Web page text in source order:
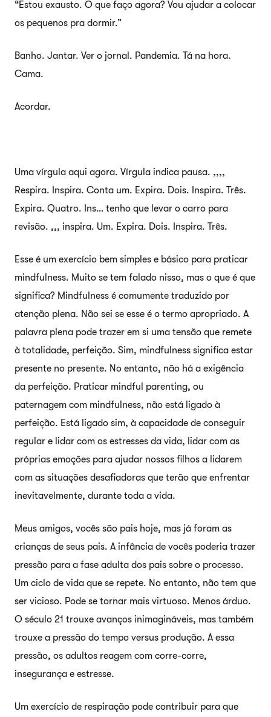
“Estou exausto. O que faço agora? Vou ajudar a colocar
os pequenos pra dormir.”
Banho. Jantar. Ver o jornal. Pandemia. Tá na hora.
Cama.
Acordar.
Uma vírgula aqui agora. Vírgula indica pausa. ,,,,
Respira. Inspira. Conta um. Expira. Dois. Inspira. Três.
Expira. Quatro. Ins… tenho que levar o carro para
revisão. ,,, inspira. Um. Expira. Dois. Inspira. Três.
Esse é um exercício bem simples e básico para praticar
mindfulness. Muito se tem falado nisso, mas o que é que
significa? Mindfulness é comumente traduzido por
atenção plena. Não sei se esse é o termo apropriado. A
palavra plena pode trazer em si uma tensão que remete
à totalidade, perfeição. Sim, mindfulness significa estar
presente no presente. No entanto, não há a exigência
da perfeição. Praticar mindful parenting, ou
paternagem com mindfulness, não está ligado à
perfeição. Está ligado sim, à capacidade de conseguir
regular e lidar com os estresses da vida, lidar com as
próprias emoções para ajudar nossos filhos a lidarem
com as situações desafiadoras que terão que enfrentar
inevitavelmente, durante toda a vida.
Meus amigos, vocês são pais hoje, mas já foram as
crianças de seus pais. A infância de vocês poderia trazer
pressão para a fase adulta dos pais sobre o processo.
Um ciclo de vida que se repete. No entanto, não tem que
ser vicioso. Pode se tornar mais virtuoso. Menos árduo.
O século 21 trouxe avanços inimagináveis, mas também
trouxe a pressão do tempo versus produção. A essa
pressão, os adultos reagem com corre-corre,
insegurança e estresse.
Um exercício de respiração pode contribuir para que